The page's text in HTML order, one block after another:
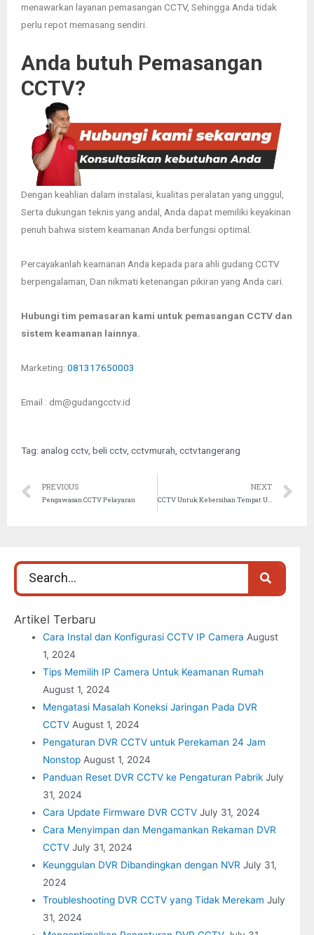
menawarkan layanan pemasangan CCTV, Sehingga Anda tidak
perlu repot memasang sendiri.
Anda butuh Pemasangan
CCTV?
Dengan keahlian dalam instalasi, kualitas peralatan yang unggul,
Serta dukungan teknis yang andal, Anda dapat memiliki keyakinan
penuh bahwa sistem keamanan Anda berfungsi optimal.
Percayakanlah keamanan Anda kepada para ahli gudang CCTV
berpengalaman, Dan nikmati ketenangan pikiran yang Anda cari.
Hubungi tim pemasaran kami untuk pemasangan CCTV dan
sistem keamanan lainnya.
Marketing: 081317650003
Email : dm@gudangcctv.id
Tag: analog cctv, beli cctv, cctvmurah cctvtangerang
PREVIOUS
Pengawasan CCTV Pelayaran
NEXT
CCTV Untuk Kebersihan Tempat Umum
Artikel Terbaru
Cara Instal dan Konfigurasi CCTV IP Camera August
1, 2024
Tips Memilih IP Camera Untuk Keamanan Rumah
August 1, 2024
Mengatasi Masalah Koneksi Jaringan Pada DVR
CCTV August 1, 2024
Pengaturan DVR CCTV untuk Perekaman 24 Jam
Nonstop August 1, 2024
Panduan Reset DVR CCTV ke Pengaturan Pabrik July
31, 2024
Cara Update Firmware DVR CCTV July 31, 2024
Cara Menyimpan dan Mengamankan Rekaman DVR
CCTV July 31, 2024
Keunggulan DVR Dibandingkan dengan NVR July 31,
2024
Troubleshooting DVR CCTV yang Tidak Merekam July
31, 2024